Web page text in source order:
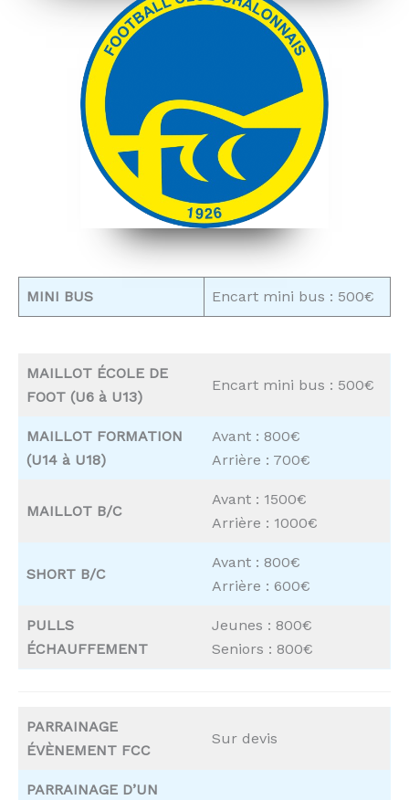
MINI BUS Encart mini bus : 500€
MAILLOT ÉCOLE DE
FOOT (U6 à U13)
Encart mini bus : 500€
MAILLOT FORMATION
(U14 à U18)
Avant : 800€
Arrière : 700€
MAILLOT B/C
Avant : 1500€
Arrière : 1000€
SHORT B/C
Avant : 800€
Arrière : 600€
PULLS
ÉCHAUFFEMENT
Jeunes : 800€
Seniors : 800€
PARRAINAGE
ÉVÈNEMENT FCC
Sur devis
PARRAINAGE D’UN